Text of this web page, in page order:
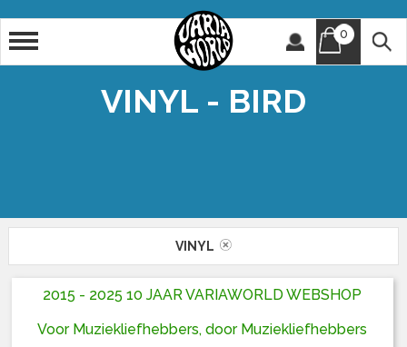
0
VINYL - BIRD
VINYL
2015 - 2025 10 JAAR VARIAWORLD WEBSHOP
Voor Muziekliefhebbers, door Muziekliefhebbers